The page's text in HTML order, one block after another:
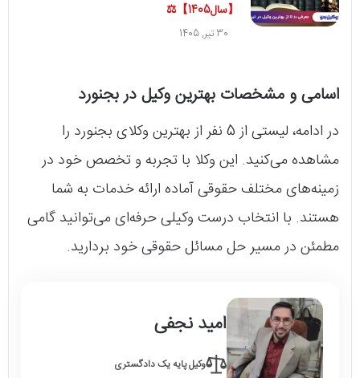
【سال1405】⚖️
30 تیر, 1405
اسامی و مشخصات بهترین وکیل در بجنورد
در ادامه، لیستی از 5 نفر از بهترین وکلای بجنورد را
مشاهده می‌کنید. این وکلا با تجربه و تخصص خود در
زمینه‌های مختلف حقوقی آماده ارائه خدمات به شما
هستند. با انتخاب درست وکیلی حرفه‌ای می‌توانید گامی
مطمئن در مسیر حل مسائل حقوقی خود بردارید.
امید نجفی
وکیل پایه یک دادگستری